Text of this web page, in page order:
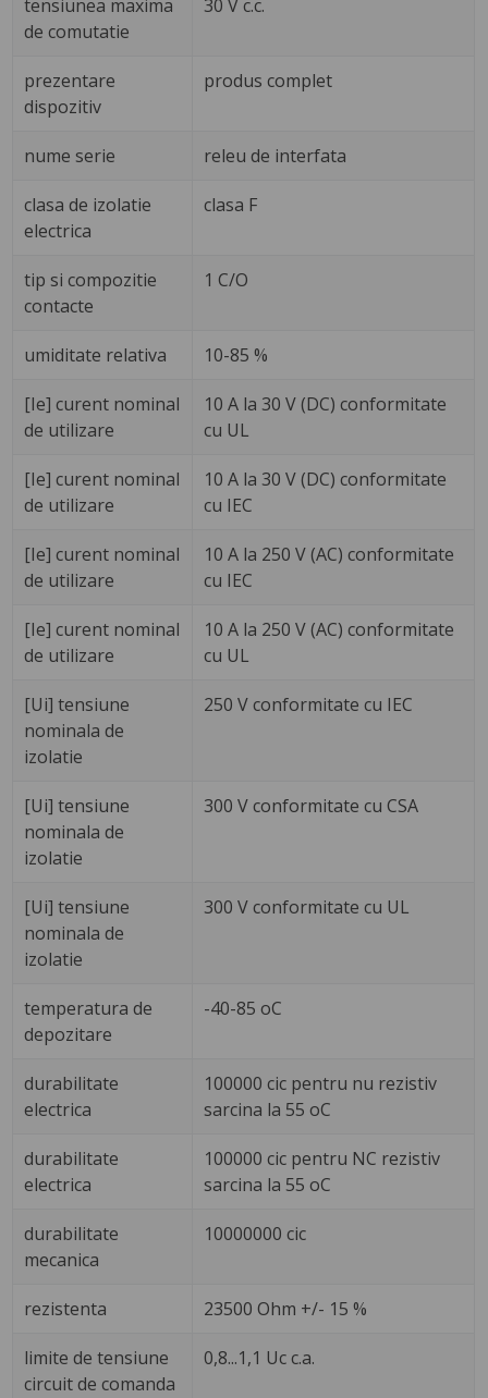
tensiunea maxima
de comutatie
30 V c.c.
prezentare
dispozitiv
produs complet
nume serie releu de interfata
clasa de izolatie
electrica
clasa F
tip si compozitie
contacte
1 C/O
umiditate relativa 10-85 %
[Ie] curent nominal
de utilizare
10 A la 30 V (DC) conformitate
cu UL
[Ie] curent nominal
de utilizare
10 A la 30 V (DC) conformitate
cu IEC
[Ie] curent nominal
de utilizare
10 A la 250 V (AC) conformitate
cu IEC
[Ie] curent nominal
de utilizare
10 A la 250 V (AC) conformitate
cu UL
[Ui] tensiune
nominala de
izolatie
250 V conformitate cu IEC
[Ui] tensiune
nominala de
izolatie
300 V conformitate cu CSA
[Ui] tensiune
nominala de
izolatie
300 V conformitate cu UL
temperatura de
depozitare
-40-85 oC
durabilitate
electrica
100000 cic pentru nu rezistiv
sarcina la 55 oC
durabilitate
electrica
100000 cic pentru NC rezistiv
sarcina la 55 oC
durabilitate
mecanica
10000000 cic
rezistenta 23500 Ohm +/- 15 %
limite de tensiune
circuit de comanda
0,8...1,1 Uc c.a.